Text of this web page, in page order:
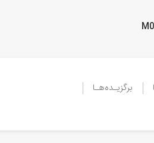
برگزیـده‌هـا